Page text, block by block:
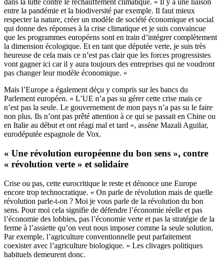
dans la lutte contre le réchauffement climatique. « Il y a une liaison
entre la pandémie et la biodiversité par exemple. Il faut mieux
respecter la nature, créer un modèle de société économique et social
qui donne des réponses à la crise climatique et je suis convaincue
que les programmes européens sont en train d’intégrer complètement
la dimension écologique. Et en tant que députée verte, je suis très
heureuse de cela mais ce n’est pas clair que les forces progressistes
vont gagner ici car il y aura toujours des entreprises qui ne voudront
pas changer leur modèle économique. »
Mais l’Europe a également déçu y compris sur les bancs du
Parlement européen. « L’UE n’a pas su gérer cette crise mais ce
n’est pas la seule. Le gouvernement de mon pays n’a pas su le faire
non plus. Ils n’ont pas prêté attention à ce qui se passait en Chine ou
en Italie au début et ont réagi mal et tard », assène Mazali Aguilar,
eurodéputée espagnole de Vox.
« Une révolution européenne du bon sens », contre
« révolution verte » et solidaire
Crise ou pas, cette eurocritique le reste et dénonce une Europe
encore trop technocratique. « On parle de révolution mais de quelle
révolution parle-t-on ? Moi je vous parle de la révolution du bon
sens. Pour moi cela signifie de défendre l’économie réelle et pas
l’économie des lobbies, pas l’économie verte et pas la stratégie de la
ferme à l’assiette qu’on veut nous imposer comme la seule solution.
Par exemple, l’agriculture conventionnelle peut parfaitement
coexister avec l’agriculture biologique. » Les clivages politiques
habituels demeurent donc.